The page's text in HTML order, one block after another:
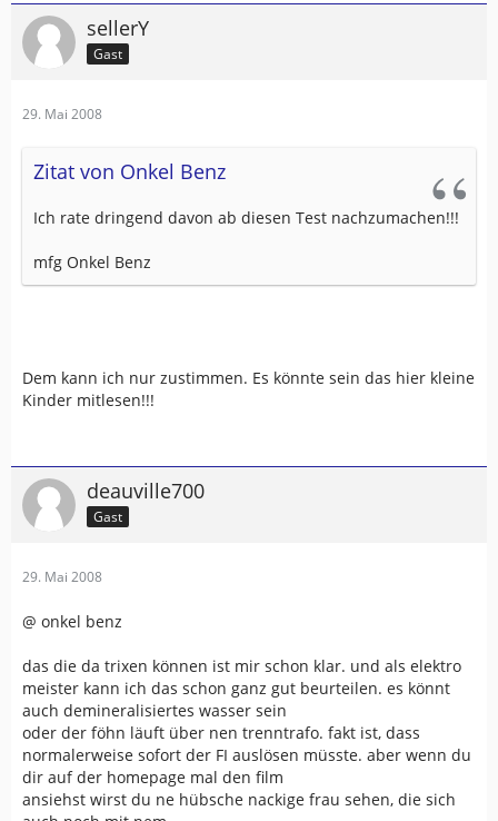
sellerY
Gast
29. Mai 2008
Zitat von Onkel Benz
Ich rate dringend davon ab diesen Test nachzumachen!!!
mfg Onkel Benz
Dem kann ich nur zustimmen. Es könnte sein das hier kleine
Kinder mitlesen!!!
deauville700
Gast
29. Mai 2008
@ onkel benz
das die da trixen können ist mir schon klar. und als elektro
meister kann ich das schon ganz gut beurteilen. es könnt
auch demineralisiertes wasser sein
oder der föhn läuft über nen trenntrafo. fakt ist, dass
normalerweise sofort der FI auslösen müsste. aber wenn du
dir auf der homepage mal den film
ansiehst wirst du ne hübsche nackige frau sehen, die sich